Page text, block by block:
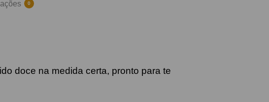
0
doce na medida certa, pronto para te